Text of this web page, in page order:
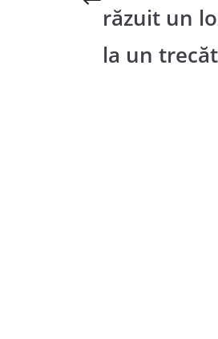
răzuit un
la un